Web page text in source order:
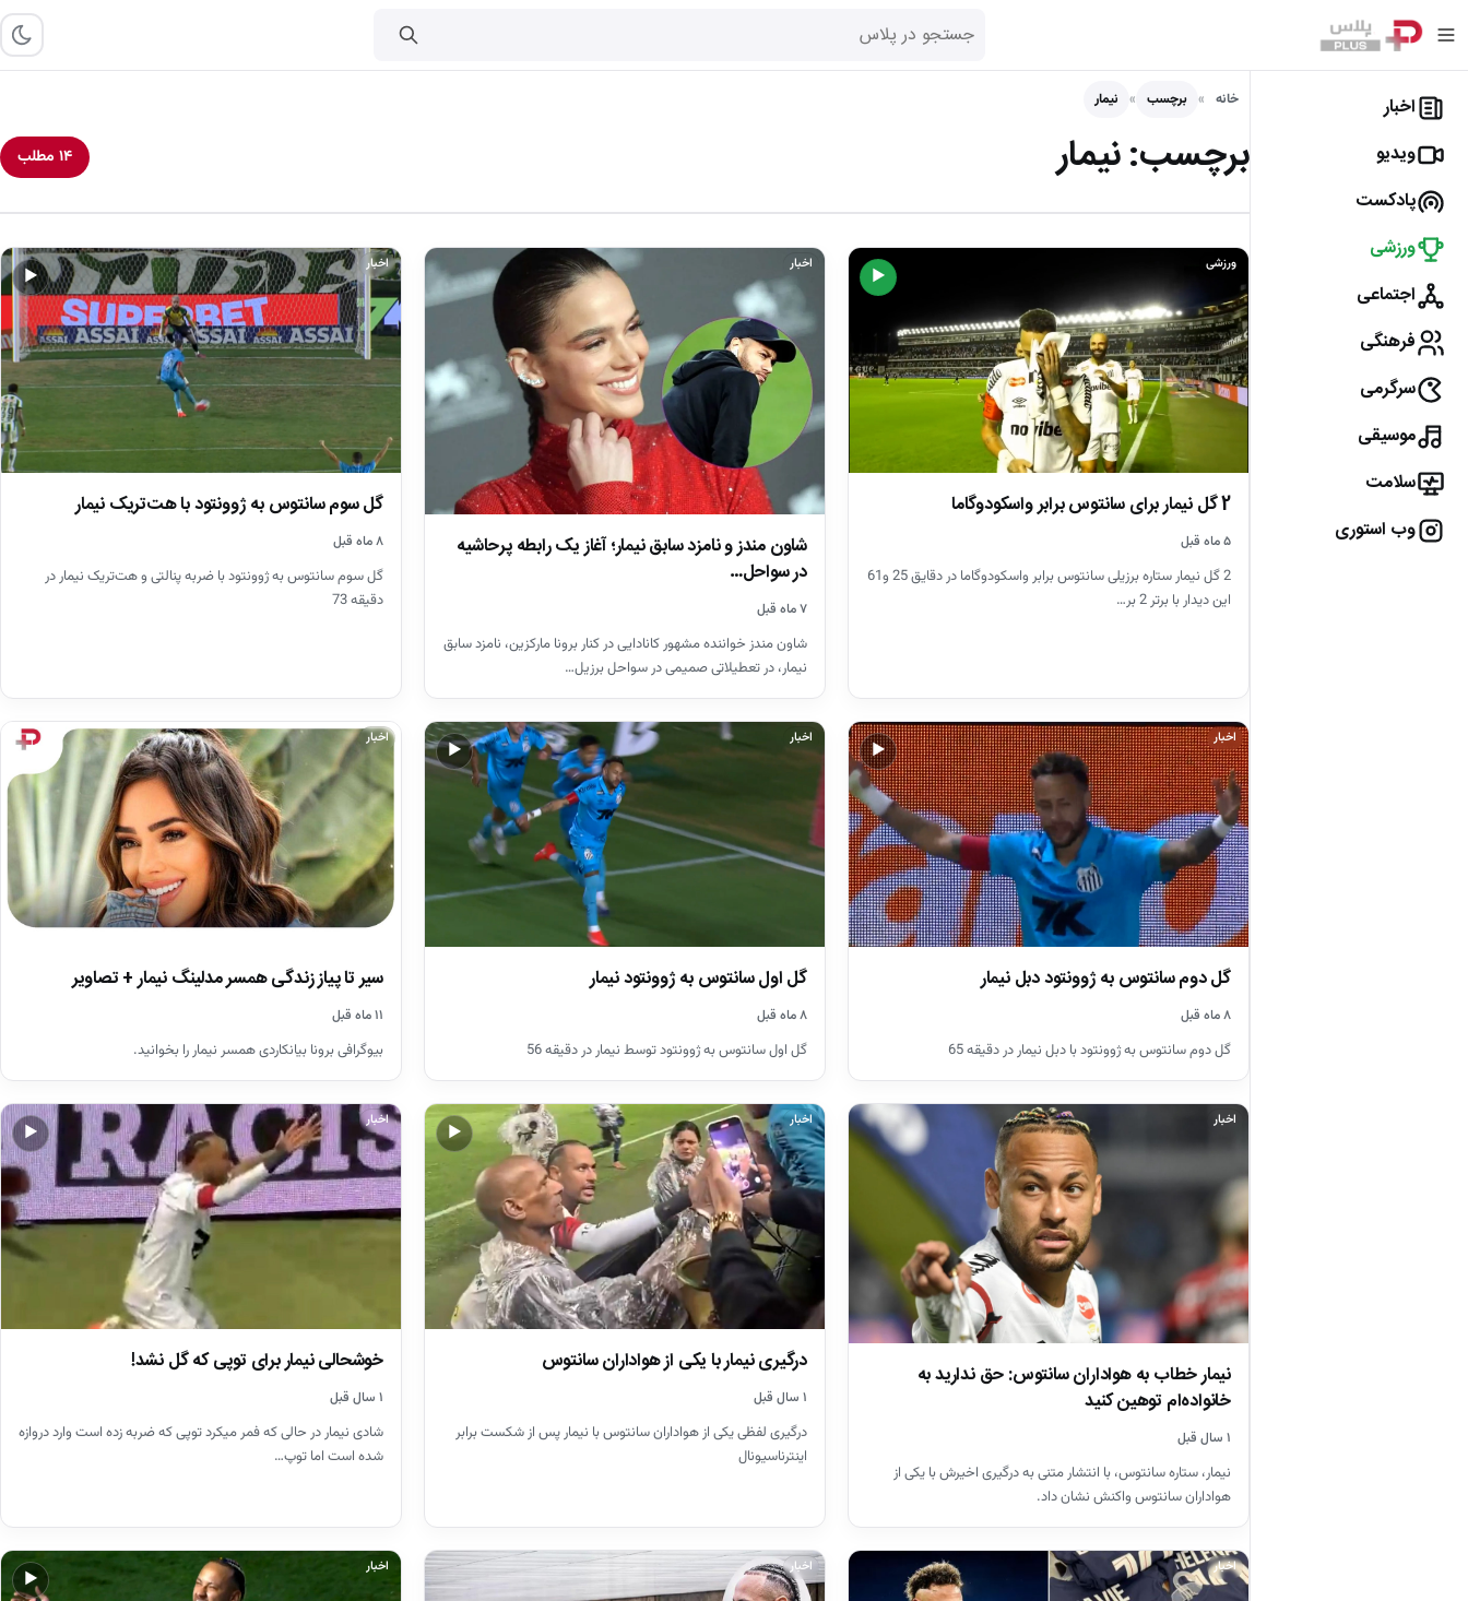
اخبار
ویدیو
پادکست
ورزشی
اجتماعی
فرهنگی
سرگرمی
موسیقی
سلامت
وب استوری
خانه برچسب نیمار
برچسب:نیمار ۱۴ مطلب
▶
ورزشی
2 گل نیمار برای سانتوس برابر واسکودوگاما
۵ ماه قبل
2 گل نیمار ستاره برزیلی سانتوس برابر واسکودوگاما در دقایق 25 و61
این دیدار با برتر 2 بر…
اخبار
شاون مندز و نامزد سابق نیمار؛ آغاز یک رابطه پرحاشیه
در سواحل…
۷ ماه قبل
شاون مندز خواننده مشهور کانادایی در کنار برونا مارکزین، نامزد سابق
نیمار، در تعطیلاتی صمیمی در سواحل برزیل…
▶
اخبار
گل سوم سانتوس به ژوونتود با هت‌تریک نیمار
۸ ماه قبل
گل سوم سانتوس به ژوونتود با ضربه پنالتی و هت‌تریک نیمار در
دقیقه 73
▶
اخبار
گل دوم سانتوس به ژوونتود دبل نیمار
۸ ماه قبل
گل دوم سانتوس به ژوونتود با دبل نیمار در دقیقه 65
▶
اخبار
گل اول سانتوس به ژوونتود نیمار
۸ ماه قبل
گل اول سانتوس به ژوونتود توسط نیمار در دقیقه 56
اخبار
سیر تا پیاز زندگی همسر مدلینگ نیمار + تصاویر
۱۱ ماه قبل
بیوگرافی برونا بیانکاردی همسر نیمار را بخوانید.
اخبار
نیمار خطاب به هواداران سانتوس: حق ندارید به
خانواده‌ام توهین کنید
۱ سال قبل
نیمار، ستاره سانتوس، با انتشار متنی به درگیری اخیرش با یکی از
هواداران سانتوس واکنش نشان داد.
▶
اخبار
درگیری نیمار با یکی از هواداران سانتوس
۱ سال قبل
درگیری لفظی یکی از هواداران سانتوس با نیمار پس از شکست برابر
اینترناسیونال
▶
اخبار
خوشحالی نیمار برای توپی که گل نشد!
۱ سال قبل
شادی نیمار در حالی که فمر میکرد توپی که ضربه زده است وارد دروازه
شده است اما توپ…
اخبار اخبار
▶
اخبار